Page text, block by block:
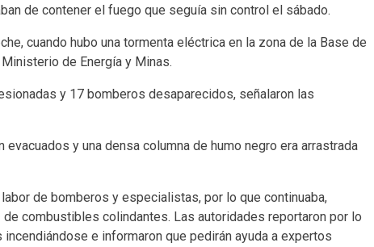
de contener el fuego que seguía sin control el sábado.
cuando hubo una tormenta eléctrica en la zona de la Base de
de Energía y Minas.
y 17 bomberos desaparecidos, señalaron las
y una densa columna de humo negro era arrastrada
de bomberos y especialistas, por lo que continuaba,
combustibles colindantes. Las autoridades reportaron por lo
e informaron que pedirán ayuda a expertos